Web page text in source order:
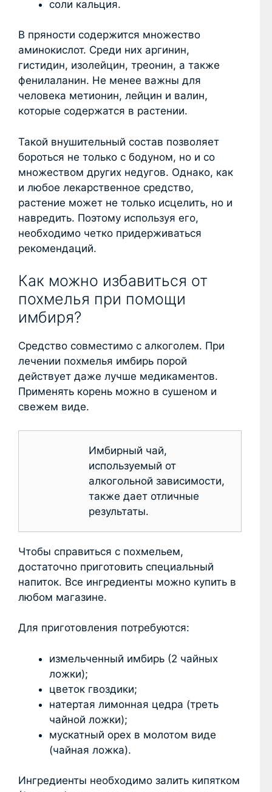
соли кальция.
В пряности содержится множество
аминокислот. Среди них аргинин,
гистидин, изолейцин, треонин, а также
фенилаланин. Не менее важны для
человека метионин, лейцин и валин,
которые содержатся в растении.
Такой внушительный состав позволяет
бороться не только с бодуном, но и со
множеством других недугов. Однако, как
и любое лекарственное средство,
растение может не только исцелить, но и
навредить. Поэтому используя его,
необходимо четко придерживаться
рекомендаций.
Как можно избавиться от
похмелья при помощи
имбиря?
Средство совместимо с алкоголем. При
лечении похмелья имбирь порой
действует даже лучше медикаментов.
Применять корень можно в сушеном и
свежем виде.
Имбирный чай,
используемый от
алкогольной зависимости,
также дает отличные
результаты.
Чтобы справиться с похмельем,
достаточно приготовить специальный
напиток. Все ингредиенты можно купить в
любом магазине.
Для приготовления потребуются:
измельченный имбирь (2 чайных
ложки);
цветок гвоздики;
натертая лимонная цедра (треть
чайной ложки);
мускатный орех в молотом виде
(чайная ложка).
Ингредиенты необходимо залить кипятком